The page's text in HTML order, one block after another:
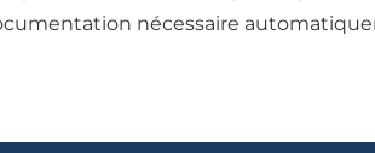
nécessaire